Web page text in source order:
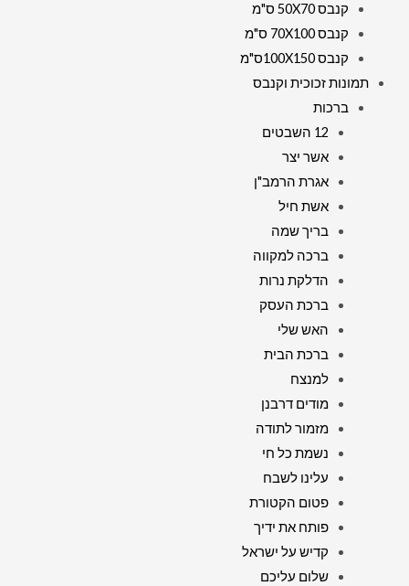
קנבס 50X70 ס"מ
קנבס 70X100 ס"מ
קנבס 100X150ס"מ
תמונות זכוכית וקנבס
ברכות
12 השבטים
אשר יצר
אגרת הרמב"ן
אשת חיל
בריך שמה
ברכה למקווה
הדלקת נרות
ברכת העסק
האש שלי
ברכת הבית
למנצח
מודים דרבנן
מזמור לתודה
נשמת כל חי
עלינו לשבח
פטום הקטורת
פותח את ידיך
קדיש על ישראל
שלום עליכם